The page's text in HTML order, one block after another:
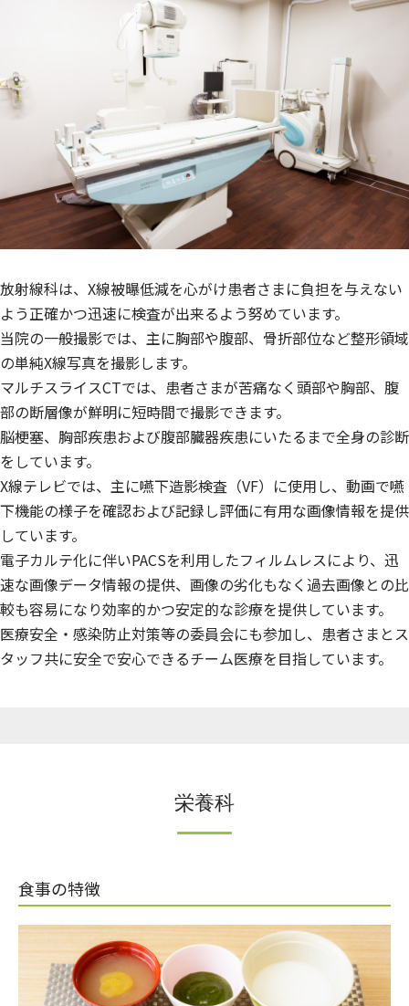
放射線科は、X線被曝低減を心がけ患者さまに負担を与えない
よう正確かつ迅速に検査が出来るよう努めています。
当院の一般撮影では、主に胸部や腹部、骨折部位など整形領域
の単純X線写真を撮影します。
マルチスライスCTでは、患者さまが苦痛なく頭部や胸部、腹
部の断層像が鮮明に短時間で撮影できます。
脳梗塞、胸部疾患および腹部臓器疾患にいたるまで全身の診断
をしています。
X線テレビでは、主に嚥下造影検査（VF）に使用し、動画で嚥
下機能の様子を確認および記録し評価に有用な画像情報を提供
しています。
電子カルテ化に伴いPACSを利用したフィルムレスにより、迅
速な画像データ情報の提供、画像の劣化もなく過去画像との比
較も容易になり効率的かつ安定的な診療を提供しています。
医療安全・感染防止対策等の委員会にも参加し、患者さまとス
タッフ共に安全で安心できるチーム医療を目指しています。
栄養科
食事の特徴